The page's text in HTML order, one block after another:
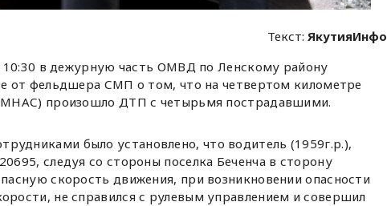
Текст:ЯкутияИнфо
10:30 в дежурную часть ОМВД по Ленскому району
от фельдшера СМП о том, что на четвертом километре
произошло ДТП с четырьмя пострадавшими.
было установлено, что водитель (1959г.р.),
следуя со стороны поселка Беченча в сторону
скорость движения, при возникновении опасности
не справился с рулевым управлением и совершил